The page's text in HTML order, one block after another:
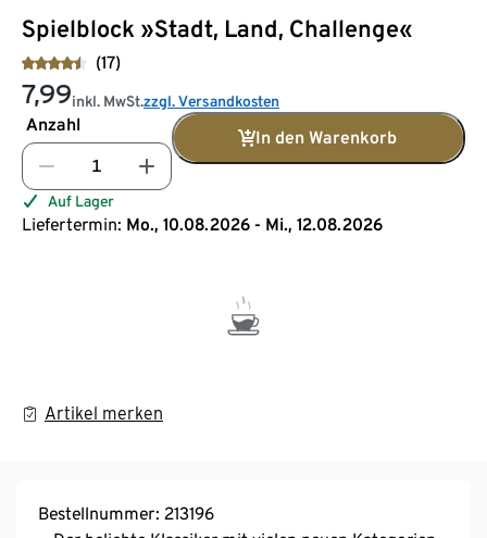
Spielblock »Stadt, Land, Challenge«
(17)
7,99inkl. MwSt.zzgl. Versandkosten
Anzahl
In den Warenkorb
Auf Lager
Liefertermin: Mo., 10.08.2026 - Mi., 12.08.2026
Artikel merken
Bestellnummer: 213196